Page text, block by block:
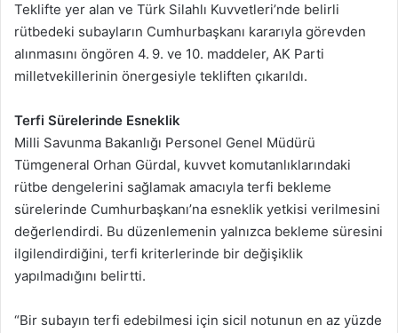
Teklifte yer alan ve Türk Silahlı Kuvvetleri’nde belirli
rütbedeki subayların Cumhurbaşkanı kararıyla görevden
alınmasını öngören 4. 9. ve 10. maddeler, AK Parti
milletvekillerinin önergesiyle tekliften çıkarıldı.
Terfi Sürelerinde Esneklik
Milli Savunma Bakanlığı Personel Genel Müdürü
Tümgeneral Orhan Gürdal, kuvvet komutanlıklarındaki
rütbe dengelerini sağlamak amacıyla terfi bekleme
sürelerinde Cumhurbaşkanı’na esneklik yetkisi verilmesini
değerlendirdi. Bu düzenlemenin yalnızca bekleme süresini
ilgilendirdiğini, terfi kriterlerinde bir değişiklik
yapılmadığını belirtti.
“Bir subayın terfi edebilmesi için sicil notunun en az yüzde